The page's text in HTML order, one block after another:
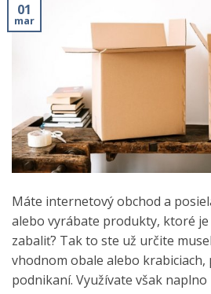
01
mar
Máte internetový obchod a
alebo vyrábate produkty, ktoré
zabaliť? Tak to ste už určite
vhodnom obale alebo
podnikaní. Využívate však naplno